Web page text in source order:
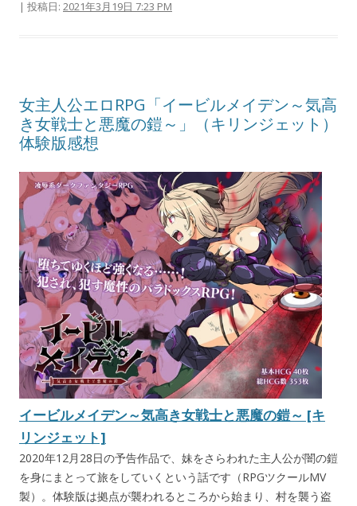
| 投稿日: 2021年3月19日 7:23 PM
女主人公エロRPG「イービルメイデン～気高
き女戦士と悪魔の鎧～」（キリンジェット）
体験版感想
イービルメイデン～気高き女戦士と悪魔の鎧～ [キ
リンジェット]
2020年12月28日の予告作品で、妹をさらわれた主人公が闇の鎧
を身にまとって旅をしていくという話です（RPGツクールMV
製）。体験版は拠点が襲われるところから始まり、村を襲う盗